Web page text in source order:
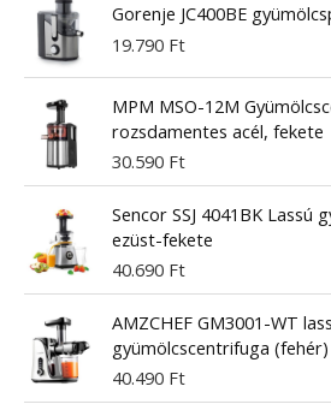
Gorenje JC400BE
19.790 Ft
MPM MSO-12M
rozsdamentes acél, fekete
30.590 Ft
Sencor SSJ 4041BK Lassú
ezüst-fekete
40.690 Ft
AMZCHEF GM3001-WT
gyümölcscentrifuga (fehér)
40.490 Ft